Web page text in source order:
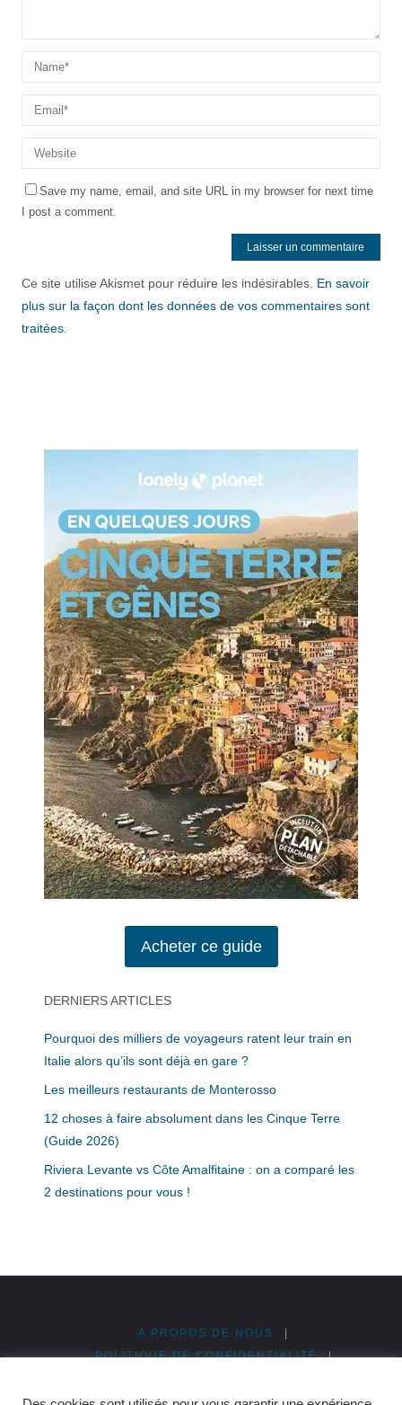
Save my name, email, and site URL in my browser for next time
I post a comment.
Ce site utilise Akismet pour réduire les indésirables. En savoir
plus sur la façon dont les données de vos commentaires sont
traitées
Acheter ce guide
DERNIERS ARTICLES
Pourquoi des milliers de voyageurs ratent leur train en
Italie alors qu’ils sont déjà en gare ?
Les meilleurs restaurants de Monterosso
12 choses à faire absolument dans les Cinque Terre
(Guide 2026)
Riviera Levante vs Côte Amalfitaine : on a comparé les
2 destinations pour vous !
A PROPOS DE NOUS
POLITIQUE DE CONFIDENTIALITÉ |
PUBLICITÉ & PARTENARIATS | PLAN DU SITE